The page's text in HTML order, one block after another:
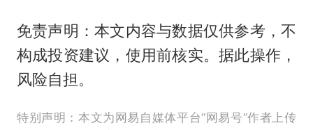
免责声明：本文内容与数据仅供参考，不
构成投资建议，使用前核实。据此操作，
风险自担。
特别声明：本文为网易自媒体平台“网易号”作者上传